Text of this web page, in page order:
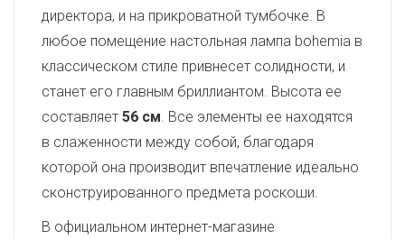
директора, и на прикроватной тумбочке. В
любое помещение настольная лампа bohemia в
классическом стиле привнесет солидности, и
станет его главным бриллиантом. Высота ее
составляет 56 см. Все элементы ее находятся
в слаженности между собой, благодаря
которой она производит впечатление идеально
сконструированного предмета роскоши.
В официальном интернет-магазине